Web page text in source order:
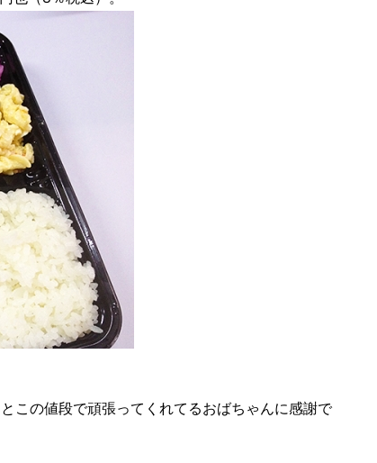
この値段で頑張ってくれてるおばちゃんに感謝で